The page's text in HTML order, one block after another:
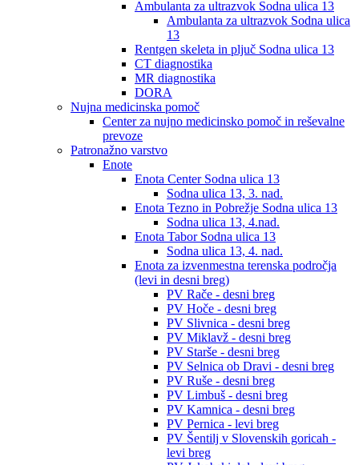
Ambulanta za ultrazvok Sodna ulica 13
Ambulanta za ultrazvok Sodna ulica
13
Rentgen skeleta in pljuč Sodna ulica 13
CT diagnostika
MR diagnostika
DORA
Nujna medicinska pomoč
Center za nujno medicinsko pomoč in reševalne
prevoze
Patronažno varstvo
Enote
Enota Center Sodna ulica 13
Sodna ulica 13, 3. nad.
Enota Tezno in Pobrežje Sodna ulica 13
Sodna ulica 13, 4.nad.
Enota Tabor Sodna ulica 13
Sodna ulica 13, 4. nad.
Enota za izvenmestna terenska področja
(levi in desni breg)
PV Rače - desni breg
PV Hoče - desni breg
PV Slivnica - desni breg
PV Miklavž - desni breg
PV Starše - desni breg
PV Selnica ob Dravi - desni breg
PV Ruše - desni breg
PV Limbuš - desni breg
PV Kamnica - desni breg
PV Pernica - levi breg
PV Šentilj v Slovenskih goricah -
levi breg